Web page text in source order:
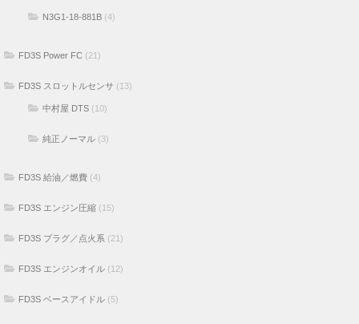
N3G1-18-881B (4)
FD3S Power FC (21)
FD3S スロットルセンサ (13)
中村屋 DTS (10)
純正ノーマル (3)
FD3S 給油／燃費 (4)
FD3S エンジン圧縮 (15)
FD3S プラグ／点火系 (21)
FD3S エンジンオイル (12)
FD3S ベースアイドル (5)